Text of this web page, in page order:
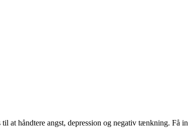
at håndtere angst, depression og negativ tænkning. Få